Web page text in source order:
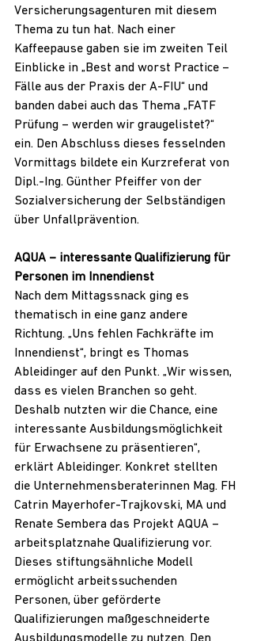
Versicherungsagenturen mit diesem
Thema zu tun hat. Nach einer
Kaffeepause gaben sie im zweiten Teil
Einblicke in „Best and worst Practice –
Fälle aus der Praxis der A-FIU“ und
banden dabei auch das Thema „FATF
Prüfung – werden wir graugelistet?“
ein. Den Abschluss dieses fesselnden
Vormittags bildete ein Kurzreferat von
Dipl.-Ing. Günther Pfeiffer von der
Sozialversicherung der Selbständigen
über Unfallprävention.
AQUA – interessante Qualifizierung für
Personen im Innendienst
Nach dem Mittagssnack ging es
thematisch in eine ganz andere
Richtung. „Uns fehlen Fachkräfte im
Innendienst“, bringt es Thomas
Ableidinger auf den Punkt. „Wir wissen,
dass es vielen Branchen so geht.
Deshalb nutzten wir die Chance, eine
interessante Ausbildungsmöglichkeit
für Erwachsene zu präsentieren“,
erklärt Ableidinger. Konkret stellten
die Unternehmensberaterinnen Mag. FH
Catrin Mayerhofer-Trajkovski, MA und
Renate Sembera das Projekt AQUA –
arbeitsplatznahe Qualifizierung vor.
Dieses stiftungsähnliche Modell
ermöglicht arbeitssuchenden
Personen, über geförderte
Qualifizierungen maßgeschneiderte